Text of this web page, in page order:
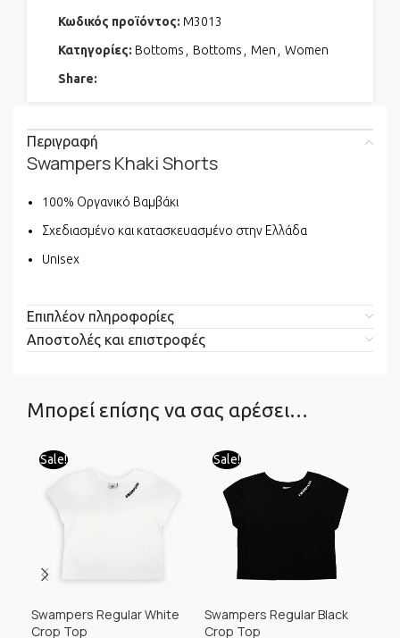
Κωδικός προϊόντος: M3013
Κατηγορίες: Bottoms , Bottoms , Men , Women
Share:
Περιγραφή
Swampers Khaki Shorts
100% Οργανικό Βαμβάκι
Σχεδιασμένο και κατασκευασμένο στην Ελλάδα
Unisex
Επιπλέον πληροφορίες
Αποστολές και επιστροφές
Μπορεί επίσης να σας αρέσει…
Sale!
Swampers Regular White
Crop Top
Sale!
Swampers Regular Black
Crop Top